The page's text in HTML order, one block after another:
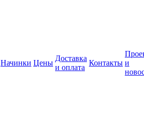
Начинки Цены
Доставка
и оплата
Контакты и